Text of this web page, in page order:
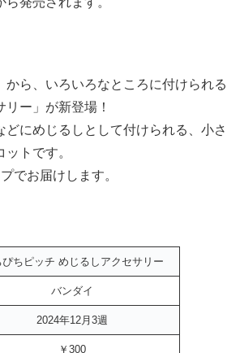
から、いろいろなところに付けられる
リー」が新登場！
どにめじるしとして付けられる、小さ
トです。
でお届けします。
ちピッチ めじるしアクセサリー
バンダイ
2024年12月3週
￥300